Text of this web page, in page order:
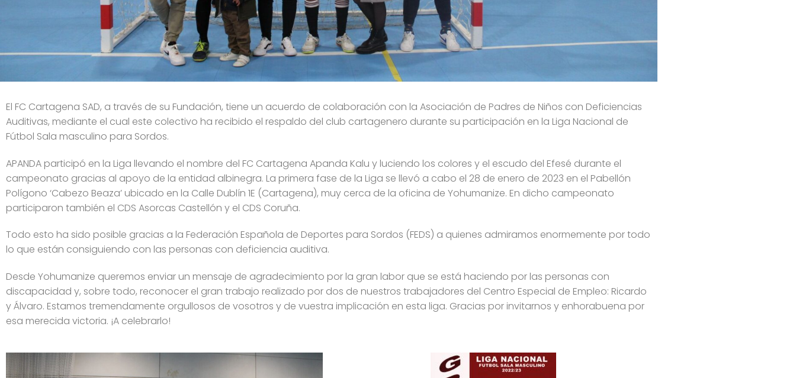
El FC Cartagena SAD, a través de su Fundación, tiene un acuerdo de colaboración con la Asociación de Padres de Niños con Deficiencias
Auditivas, mediante el cual este colectivo ha recibido el respaldo del club cartagenero durante su participación en la Liga Nacional de
Fútbol Sala masculino para Sordos.
APANDA participó en la Liga llevando el nombre del FC Cartagena Apanda Kalu y luciendo los colores y el escudo del Efesé durante el
campeonato gracias al apoyo de la entidad albinegra. La primera fase de la Liga se llevó a cabo el 28 de enero de 2023 en el Pabellón
Polígono ‘Cabezo Beaza’ ubicado en la Calle Dublín 1E (Cartagena), muy cerca de la oficina de Yohumanize. En dicho campeonato
participaron también el CDS Asorcas Castellón y el CDS Coruña.
Todo esto ha sido posible gracias a la Federación Española de Deportes para Sordos (FEDS) a quienes admiramos enormemente por todo
lo que están consiguiendo con las personas con deficiencia auditiva.
Desde Yohumanize queremos enviar un mensaje de agradecimiento por la gran labor que se está haciendo por las personas con
discapacidad y, sobre todo, reconocer el gran trabajo realizado por dos de nuestros trabajadores del Centro Especial de Empleo: Ricardo
y Álvaro. Estamos tremendamente orgullosos de vosotros y de vuestra implicación en esta liga. Gracias por invitarnos y enhorabuena por
esa merecida victoria. ¡A celebrarlo!